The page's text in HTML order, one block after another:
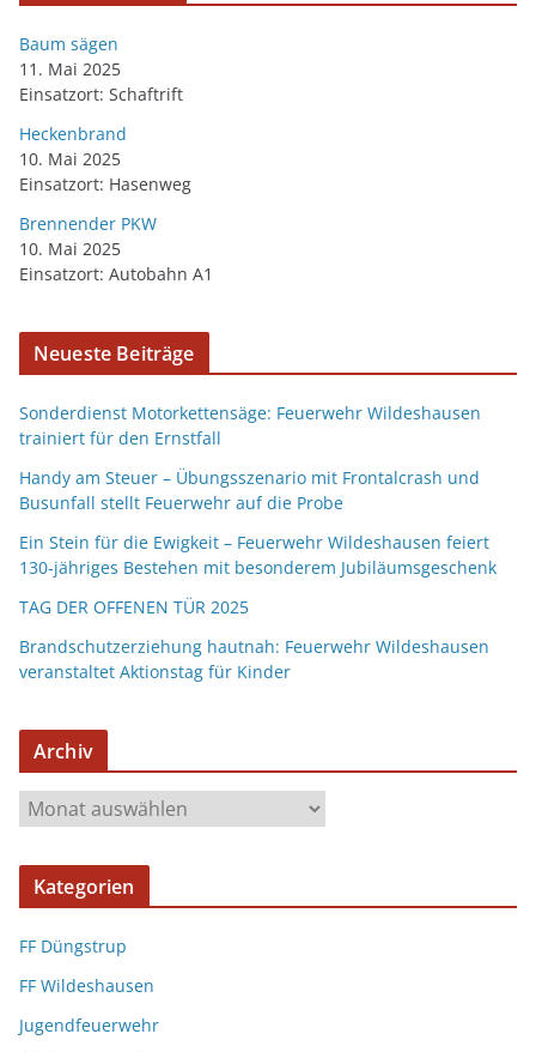
Baum sägen
11. Mai 2025
Einsatzort: Schaftrift
Heckenbrand
10. Mai 2025
Einsatzort: Hasenweg
Brennender PKW
10. Mai 2025
Einsatzort: Autobahn A1
Neueste Beiträge
Sonderdienst Motorkettensäge: Feuerwehr Wildeshausen
trainiert für den Ernstfall
Handy am Steuer – Übungsszenario mit Frontalcrash und
Busunfall stellt Feuerwehr auf die Probe
Ein Stein für die Ewigkeit – Feuerwehr Wildeshausen feiert
130-jähriges Bestehen mit besonderem Jubiläumsgeschenk
TAG DER OFFENEN TÜR 2025
Brandschutzerziehung hautnah: Feuerwehr Wildeshausen
veranstaltet Aktionstag für Kinder
Archiv
Kategorien
FF Düngstrup
FF Wildeshausen
Jugendfeuerwehr